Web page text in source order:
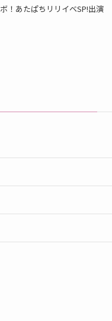
！あたぱちリリイベSP!出演